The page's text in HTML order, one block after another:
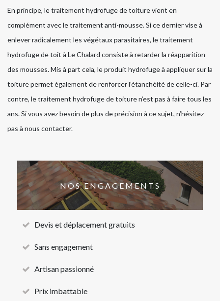
En principe, le traitement hydrofuge de toiture vient en
complément avec le traitement anti-mousse. Si ce dernier vise à
enlever radicalement les végétaux parasitaires, le traitement
hydrofuge de toit à Le Chalard consiste à retarder la réapparition
des mousses. Mis à part cela, le produit hydrofuge à appliquer sur la
toiture permet également de renforcer l’étanchéité de celle-ci. Par
contre, le traitement hydrofuge de toiture n’est pas à faire tous les
ans. Si vous avez besoin de plus de précision à ce sujet, n’hésitez
pas à nous contacter.
NOS ENGAGEMENTS
Devis et déplacement gratuits
Sans engagement
Artisan passionné
Prix imbattable